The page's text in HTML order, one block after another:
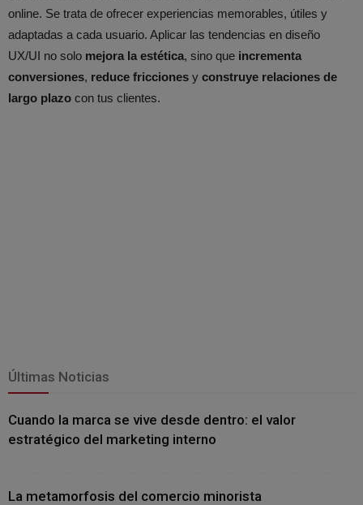
online. Se trata de ofrecer experiencias memorables, útiles y
adaptadas a cada usuario. Aplicar las tendencias en diseño
UX/UI no solo mejora la estética, sino que incrementa
conversiones, reduce fricciones y construye relaciones de
largo plazo con tus clientes.
Últimas Noticias
Cuando la marca se vive desde dentro: el valor
estratégico del marketing interno
La metamorfosis del comercio minorista